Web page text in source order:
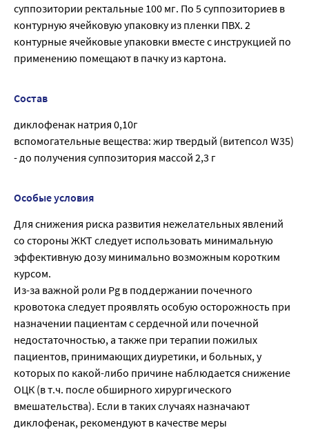
суппозитории ректальные 100 мг. По 5 суппозиториев в
контурную ячейковую упаковку из пленки ПВХ. 2
контурные ячейковые упаковки вместе с инструкцией по
применению помещают в пачку из картона.
Состав
диклофенак натрия 0,10г
вспомогательные вещества: жир твердый (витепсол W35)
- до получения суппозитория массой 2,3 г
Особые условия
Для снижения риска развития нежелательных явлений
со стороны ЖКТ следует использовать минимальную
эффективную дозу минимально возможным коротким
курсом.
Из-за важной роли Pg в поддержании почечного
кровотока следует проявлять особую осторож­ность при
назначении пациентам с сердечной или почечной
недостаточностью, а также при те­рапии пожилых
пациентов, принимающих диуретики, и больных, у
которых по какой-либо при­чине наблюдается снижение
ОЦК (в т.ч. после обширного хирургического
вмешательства). Если в таких случаях назначают
диклофенак, рекомендуют в качестве меры